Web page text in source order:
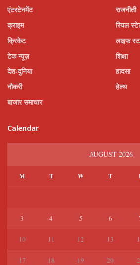
एंटरटेनमेंट
क्राइम
क्रिकेट
टेक न्यूज़
देश-दुनिया
नौकरी
बाजार समाचार
राजनीती
रियल
लाइफ
शिक्षा
हादसा
हेल्थ
Calendar
AUGUST 2026
M T W T
3 4 5 6
10 11 12 13
17 18 19 20